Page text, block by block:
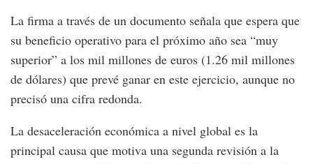
La firma a través de un documento señala que espera que
su beneficio operativo para el próximo año sea “muy
superior” a los mil millones de euros (1.26 mil millones
de dólares) que prevé ganar en este ejercicio, aunque no
precisó una cifra redonda.
La desaceleración económica a nivel global es la
principal causa que motiva una segunda revisión a la